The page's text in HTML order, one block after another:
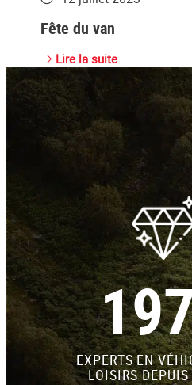
Fête du van
Lire la suite
EXPERTS EN
LOISIRS